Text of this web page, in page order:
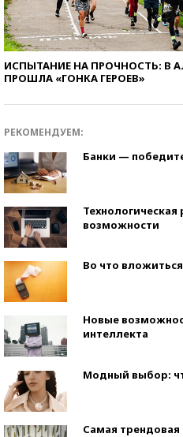
ИСПЫТАНИЕ НА ПРОЧНОСТЬ: В
ПРОШЛА «ГОНКА ГЕРОЕВ»
РЕКОМЕНДУЕМ:
Банки —
возможности
Во что
Новые
интеллекта
Модный выбор:
Самая трендовая